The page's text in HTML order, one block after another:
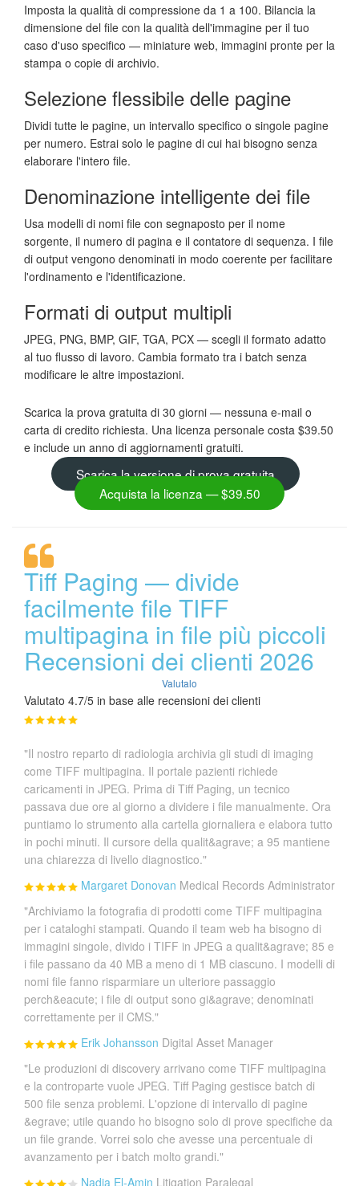
Imposta la qualità di compressione da 1 a 100. Bilancia la
dimensione del file con la qualità dell'immagine per il tuo
caso d'uso specifico — miniature web, immagini pronte per la
stampa o copie di archivio.
Selezione flessibile delle pagine
Dividi tutte le pagine, un intervallo specifico o singole pagine
per numero. Estrai solo le pagine di cui hai bisogno senza
elaborare l'intero file.
Denominazione intelligente dei file
Usa modelli di nomi file con segnaposto per il nome
sorgente, il numero di pagina e il contatore di sequenza. I file
di output vengono denominati in modo coerente per facilitare
l'ordinamento e l'identificazione.
Formati di output multipli
JPEG, PNG, BMP, GIF, TGA, PCX — scegli il formato adatto
al tuo flusso di lavoro. Cambia formato tra i batch senza
modificare le altre impostazioni.
Scarica la prova gratuita di 30 giorni — nessuna e-mail o
carta di credito richiesta. Una licenza personale costa $39.50
e include un anno di aggiornamenti gratuiti.
Scarica la versione di prova gratuita
Acquista la licenza — $39.50
Tiff Paging — divide
facilmente file TIFF
multipagina in file più piccoli
Recensioni dei clienti 2026
Valutalo
Valutato 4.7/5 in base alle recensioni dei clienti
"Il nostro reparto di radiologia archivia gli studi di imaging
come TIFF multipagina. Il portale pazienti richiede
caricamenti in JPEG. Prima di Tiff Paging, un tecnico
passava due ore al giorno a dividere i file manualmente. Ora
puntiamo lo strumento alla cartella giornaliera e elabora tutto
in pochi minuti. Il cursore della qualit&agrave; a 95 mantiene
una chiarezza di livello diagnostico."
Margaret Donovan Medical Records Administrator
"Archiviamo la fotografia di prodotti come TIFF multipagina
per i cataloghi stampati. Quando il team web ha bisogno di
immagini singole, divido i TIFF in JPEG a qualit&agrave; 85 e
i file passano da 40 MB a meno di 1 MB ciascuno. I modelli di
nomi file fanno risparmiare un ulteriore passaggio
perch&eacute; i file di output sono gi&agrave; denominati
correttamente per il CMS."
Erik Johansson Digital Asset Manager
"Le produzioni di discovery arrivano come TIFF multipagina
e la controparte vuole JPEG. Tiff Paging gestisce batch di
500 file senza problemi. L'opzione di intervallo di pagine
&egrave; utile quando ho bisogno solo di prove specifiche da
un file grande. Vorrei solo che avesse una percentuale di
avanzamento per i batch molto grandi."
Nadia El-Amin Litigation Paralegal